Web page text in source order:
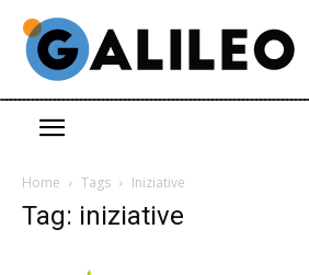
Home Tags Iniziative
Tag: iniziative